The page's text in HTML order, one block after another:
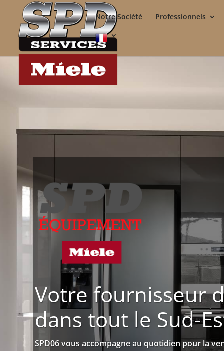
Notre Société Professionnels
Votre fournisseur
dans tout le Sud-
SPD06 vous accompagne au quotidien pour la